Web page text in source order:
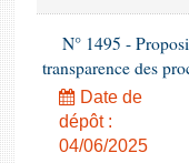
N° 1495 -
transparence des
Date de
dépôt :
04/06/2025